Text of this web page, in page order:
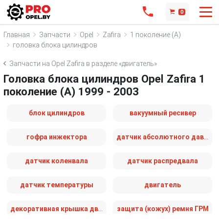
0
Главная Запчасти Opel Zafira
1 поколение (A)
головка блока цилиндров
Запчасти на Opel Zafira в разделе «двигатель»
Головка блока цилиндров Opel Zafira 1
поколение (A) 1999 - 2003
блок цилиндров вакуумный ресивер
гофра инжектора
датчик коленвала датчик распредвала
датчик температуры двигатель
защита (кожух) ремня ГРМ